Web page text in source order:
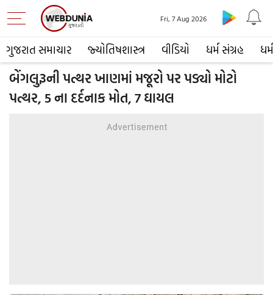
ગુજરાત સમાચાર જ્યોતિષશાસ્ત્ર વીડિયો ધર્મ સંગ્રહ ધર્મ
Fri, 7 Aug 2026
બેંગલુરૂની પત્થર ખાણમાં મજૂરો પર પડ્યો મોટો
પત્થર, 5 ના દર્દનાક મોત, 7 ઘાયલ